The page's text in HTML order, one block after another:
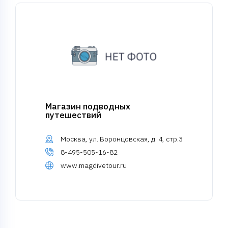
Магазин подводных
путешествий
Москва, ул. Воронцовская, д. 4, стр.3
8-495-505-16-82
www.magdivetour.ru